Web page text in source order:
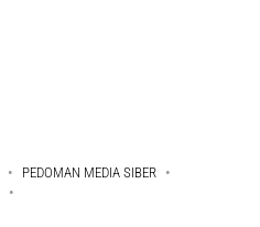
PEDOMAN MEDIA SIBER